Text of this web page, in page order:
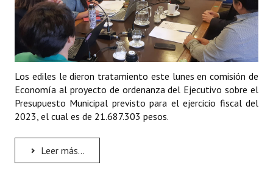
Los ediles le dieron tratamiento este lunes en comisión de
Economía al proyecto de ordenanza del Ejecutivo sobre el
Presupuesto Municipal previsto para el ejercicio fiscal del
2023, el cual es de 21.687.303 pesos.
Leer más...